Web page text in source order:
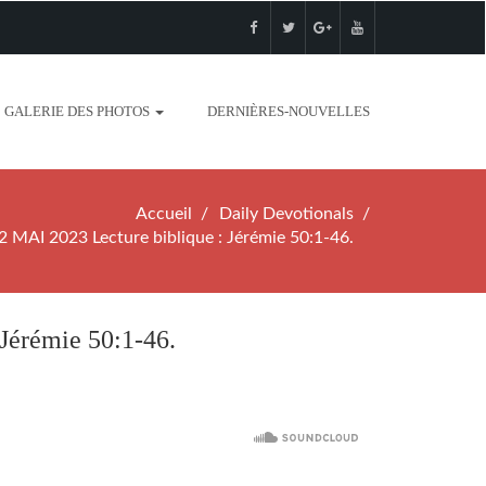
GALERIE DES PHOTOS DERNIÈRES-NOUVELLES
Accueil
Daily Devotionals
MAI 2023 Lecture biblique : Jérémie 50:1-46.
50:1-46.